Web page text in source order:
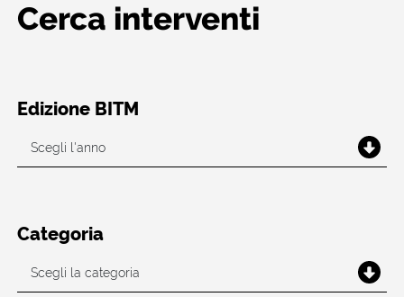
Cerca interventi
Edizione BITM
Categoria